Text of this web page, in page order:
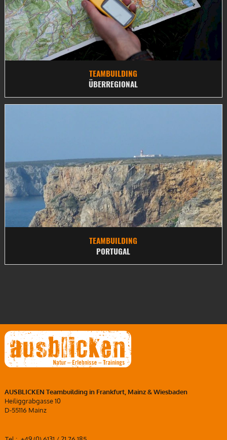
TEAMBUILDING
ÜBERREGIONAL
TEAMBUILDING
PORTUGAL
AUSBLICKEN Teambuilding in Frankfurt, Mainz & Wiesbaden
Heiliggrabgasse 10
D-55116 Mainz